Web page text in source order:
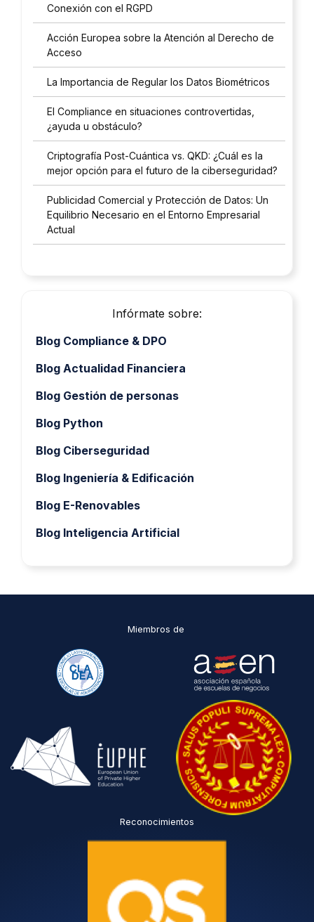
Conexión con el RGPD
Acción Europea sobre la Atención al Derecho de
Acceso
La Importancia de Regular los Datos Biométricos
El Compliance en situaciones controvertidas,
¿ayuda u obstáculo?
Criptografía Post-Cuántica vs. QKD: ¿Cuál es la
mejor opción para el futuro de la ciberseguridad?
Publicidad Comercial y Protección de Datos: Un
Equilibrio Necesario en el Entorno Empresarial
Actual
Infórmate sobre:
Blog Compliance & DPO
Blog Actualidad Financiera
Blog Gestión de personas
Blog Python
Blog Ciberseguridad
Blog Ingeniería & Edificación
Blog E-Renovables
Blog Inteligencia Artificial
Miembros de
Reconocimientos